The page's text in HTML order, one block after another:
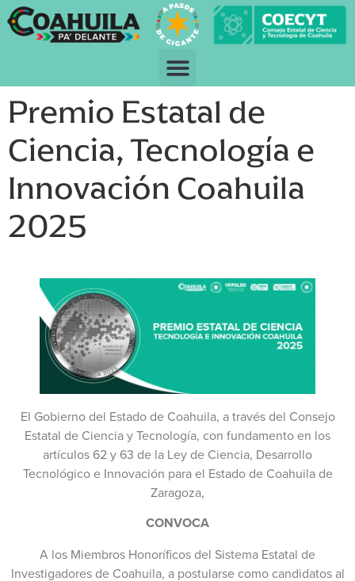
Premio Estatal de
Ciencia, Tecnología e
Innovación Coahuila
2025
El Gobierno del Estado de Coahuila, a través del Consejo
Estatal de Ciencia y Tecnología, con fundamento en los
artículos 62 y 63 de la Ley de Ciencia, Desarrollo
Tecnológico e Innovación para el Estado de Coahuila de
Zaragoza,
CONVOCA
A los Miembros Honoríficos del Sistema Estatal de
Investigadores de Coahuila, a postularse como candidatos al